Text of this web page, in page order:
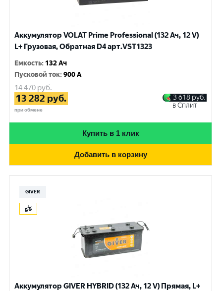
Аккумулятор VOLAT Prime Professional (132 Ач, 12 V)
L+ Грузовая, Обратная D4 арт.VST1323
Емкость: 132 Ач
Пусковой ток:900 A
14 470руб.
13 282 руб.
при обмене
3 618 руб.
в Сплит
Купить в 1 клик
Добавить в корзину
GIVER
Аккумулятор GIVER HYBRID (132 Ач, 12 V) Прямая, L+